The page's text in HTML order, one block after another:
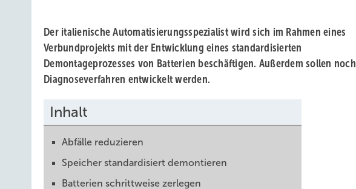
Der italienische Automatisierungsspezialist wird sich im Rahmen eines
Verbundprojekts mit der Entwicklung eines standardisierten
Demontageprozesses von Batterien beschäftigen. Außerdem sollen noch
Diagnoseverfahren entwickelt werden.
Inhalt
Abfälle reduzieren
Speicher standardisiert demontieren
Batterien schrittweise zerlegen